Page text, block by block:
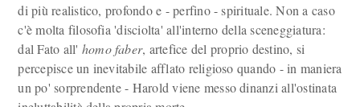
di più realistico, profondo e - perfino - spirituale. Non a caso
c'è molta filosofia 'disciolta' all'interno della sceneggiatura:
dal Fato all' homo faber, artefice del proprio destino, si
percepisce un inevitabile afflato religioso quando - in maniera
un po' sorprendente - Harold viene messo dinanzi all'ostinata